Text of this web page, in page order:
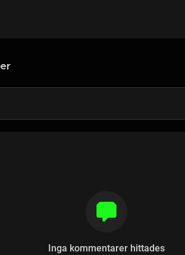
Inga kommentarer hittades